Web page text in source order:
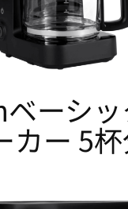
ーシ
カー 5